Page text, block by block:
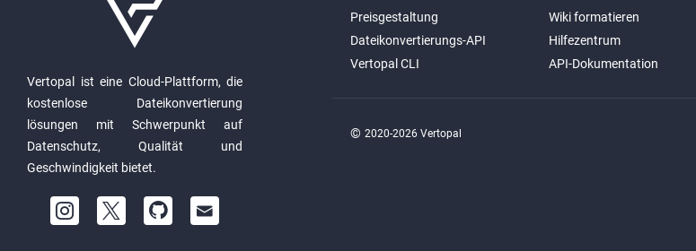
Vertopal ist eine Cloud-Plattform, die
kostenlose Dateikonvertierung
lösungen mit Schwerpunkt auf
Datenschutz, Qualität und
Geschwindigkeit bietet.
Preisgestaltung
Dateikonvertierungs-API
Vertopal CLI
Wiki formatieren
Hilfezentrum
API-Dokumentation
© 2020-2026 Vertopal